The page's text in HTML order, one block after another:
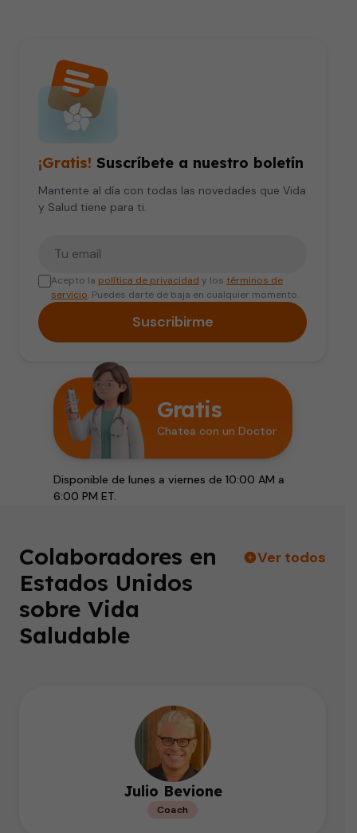
¡Gratis! Suscríbete a nuestro boletín
Mantente al día con todas las novedades que Vida
y Salud tiene para ti.
Acepto la política de privacidad y los términos de
servicio. Puedes darte de baja en cualquier momento.
Suscribirme
Gratis
Chatea con un Doctor
Disponible de lunes a viernes de 10:00 AM a
6:00 PM ET.
Colaboradores en
Estados Unidos
sobre Vida
Saludable
Ver todos
Julio Bevione
Coach